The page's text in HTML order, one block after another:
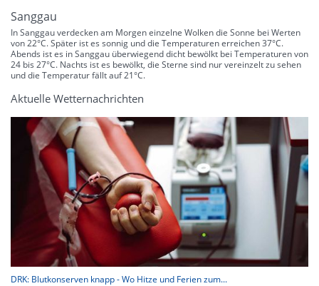
Sanggau
In Sanggau verdecken am Morgen einzelne Wolken die Sonne bei Werten
von 22°C. Später ist es sonnig und die Temperaturen erreichen 37°C.
Abends ist es in Sanggau überwiegend dicht bewölkt bei Temperaturen von
24 bis 27°C. Nachts ist es bewölkt, die Sterne sind nur vereinzelt zu sehen
und die Temperatur fällt auf 21°C.
Aktuelle Wetternachrichten
DRK: Blutkonserven knapp - Wo Hitze und Ferien zum...